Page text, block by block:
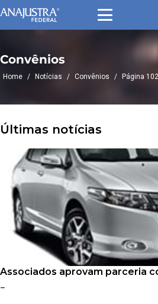
Convênios
Home / Notícias / Convênios / Página 102
Últimas notícias
Associados aprovam parceria
–